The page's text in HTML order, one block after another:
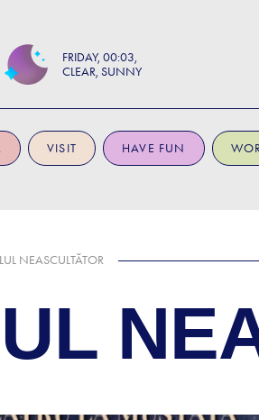
FRIDAY 00:03
CLEAR, SUNNY
VISIT HAVE FUN
NEASCULTĂTOR